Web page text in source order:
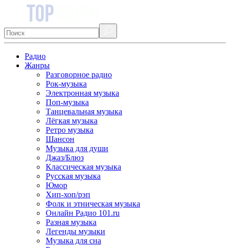
Радио
Жанры
Разговорное радио
Рок-музыка
Электронная музыка
Поп-музыка
Танцевальная музыка
Лёгкая музыка
Ретро музыка
Шансон
Музыка для души
Джаз/Блюз
Классическая музыка
Русская музыка
Юмор
Хип-хоп/рэп
Фолк и этническая музыка
Онлайн Радио 101.ru
Разная музыка
Легенды музыки
Музыка для сна